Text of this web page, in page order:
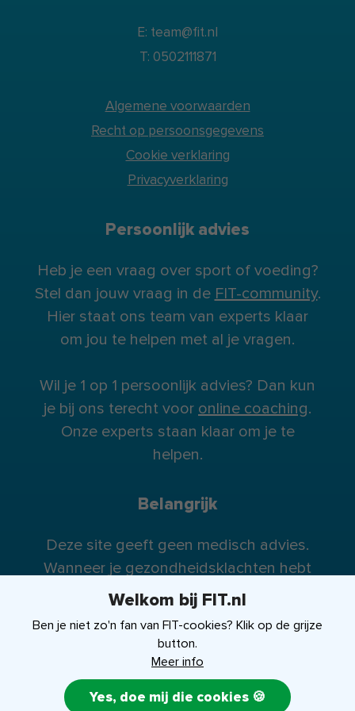
E: team@fit.nl
T: 0502111871
Algemene voorwaarden
Recht op persoonsgegevens
Cookie verklaring
Privacyverklaring
Persoonlijk advies
Heb je een vraag over sport of voeding?
Stel dan jouw vraag in de FIT-community.
Hier staat ons team van experts klaar
om jou te helpen met al je vragen.
Wil je 1 op 1 persoonlijk advies? Dan kun
je bij ons terecht voor online coaching.
Onze experts staan klaar om je te
helpen.
Belangrijk
Deze site geeft geen medisch advies.
Wanneer je gezondheidsklachten hebt
raden wij je te allen tijde aan contact op
te nemen met je huisarts (of eventueel
specialist).
Welkom bij FIT.nl
Ben je niet zo'n fan van FIT-cookies? Klik op de grijze
button.
Meer info
Yes, doe mij die cookies 🍪